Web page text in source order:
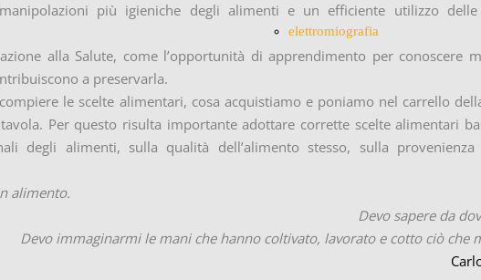
elettromiografia
più igieniche degli alimenti e un efficiente utilizzo
alla Salute, come l’opportunità di apprendimento per conoscere
a preservarla.
le scelte alimentari, cosa acquistiamo e poniamo nel carrello
Per questo risulta importante adottare corrette scelte alimentari
degli alimenti, sulla qualità dell’alimento stesso, sulla
alimento.
Devo sapere da
Devo immaginarmi le mani che hanno coltivato, lavorato e cotto ciò che